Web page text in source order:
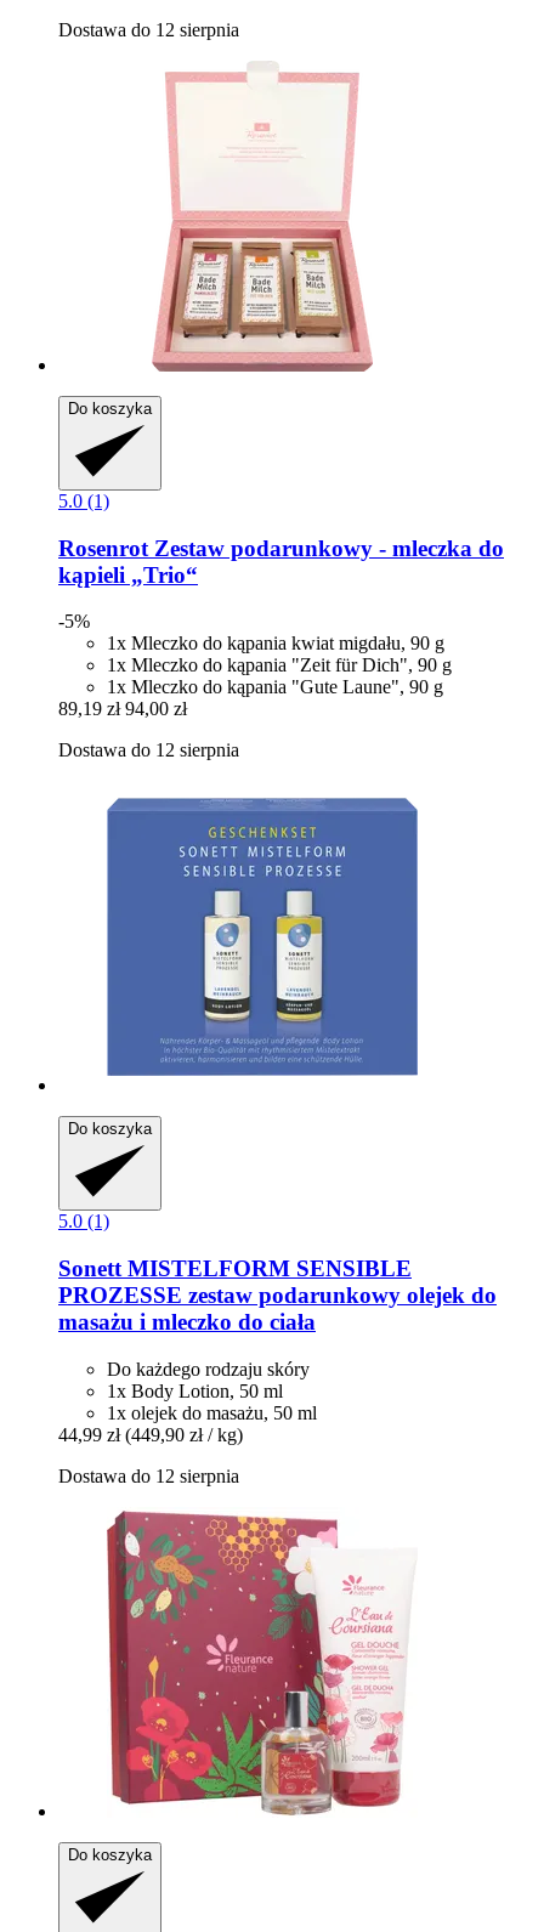
Dostawa do 12 sierpnia
Do koszyka
5.0 (1)
Rosenrot Zestaw podarunkowy -​ mleczka do
kąpieli „Trio“
-5%
1x Mleczko do kąpania kwiat migdału, 90 g
1x Mleczko do kąpania "Zeit für Dich", 90 g
1x Mleczko do kąpania "Gute Laune", 90 g
89,19 zł 94,00 zł
Dostawa do 12 sierpnia
Do koszyka
5.0 (1)
Sonett MISTELFORM SENSIBLE
PROZESSE zestaw podarunkowy olejek do
masażu i mleczko do ciała
Do każdego rodzaju skóry
1x Body Lotion, 50 ml
1x olejek do masażu, 50 ml
44,99 zł (449,90 zł / kg)
Dostawa do 12 sierpnia
Do koszyka